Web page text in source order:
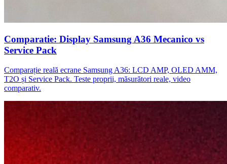
Comparatie: Display Samsung A36 Mecanico vs
Service Pack
Comparație reală ecrane Samsung A36: LCD AMP, OLED AMM,
T2O și Service Pack. Teste proprii, măsurători reale, video
comparativ.